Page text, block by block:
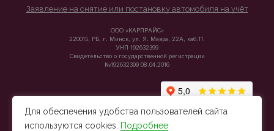
Заявление на снятие или постановку автомобиля на учёт
ООО «КАРПРАЙС»
220015, РБ, г. Минск, ул. Я. Мавра, 22А, каб.11.
УНП 192632399
Свидетельство о государственной регистрации
№192632399 08.04.2016
Для обеспечения удобства пользователей сайта
используются cookies.
Подробнее